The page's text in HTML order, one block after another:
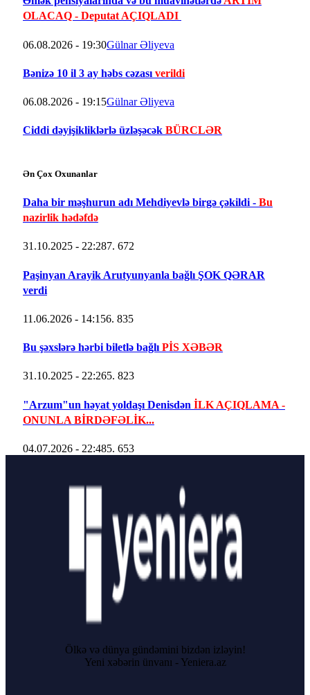
OLACAQ - Deputat AÇIQLADI
06.08.2026 - 19:30Gülnar Əliyeva
Bənizə 10 il 3 ay həbs cəzası verildi
06.08.2026 - 19:15Gülnar Əliyeva
Ciddi dəyişikliklərlə üzləşəcək BÜRCLƏR
Ən Çox Oxunanlar
Daha bir məşhurun adı Mehdiyevlə birgə çəkildi - Bu
nazirlik hədəfdə
31.10.2025 - 22:287. 672
Paşinyan Arayik Arutyunyanla bağlı ŞOK QƏRAR
verdi
11.06.2026 - 14:156. 835
Bu şəxslərə hərbi biletlə bağlı PİS XƏBƏR
31.10.2025 - 22:265. 823
"Arzum"un həyat yoldaşı Denisdən İLK AÇIQLAMA -
ONUNLA BİRDƏFƏLİK...
04.07.2026 - 22:485. 653
Ölkə və dünya gündəmini bizdən izləyin!
Yeni xəbərin ünvanı - Yeniera.az